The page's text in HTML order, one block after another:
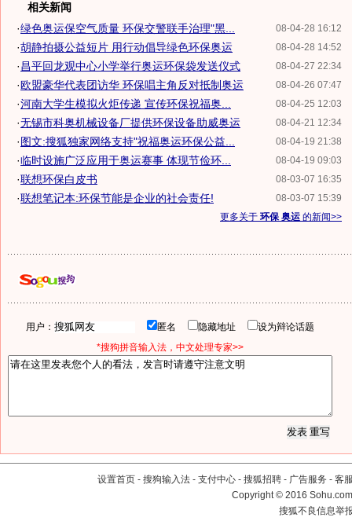
相关新闻
08-04-28 16:12
·绿色奥运保空气质量 环保交警联手治理"黑...
08-04-28 14:52
·胡静拍摄公益短片 用行动倡导绿色环保奥运
08-04-27 22:34
·昌平回龙观中心小学举行奥运环保袋发送仪式
08-04-26 07:47
·欧盟豪华代表团访华 环保唱主角反对抵制奥运
08-04-25 12:03
·河南大学生模拟火炬传递 宣传环保祝福奥...
08-04-21 12:34
·无锡市科奥机械设备厂提供环保设备助威奥运
08-04-19 21:38
·图文:搜狐独家网络支持"祝福奥运环保公益...
08-04-19 09:03
·临时设施广泛应用于奥运赛事 体现节俭环...
08-03-07 16:35
·联想环保白皮书
08-03-07 15:39
·联想笔记本:环保节能是企业的社会责任!
更多关于 环保 奥运 的新闻>>
用户： 匿名 隐藏地址
设为辩论话题
*搜狗拼音输入法，中文处理专家>>
设置首页 - 搜狗输入法 - 支付中心 - 搜狐招聘 - 广告服务 - 客
Copyright©2016
搜狐不良信息举